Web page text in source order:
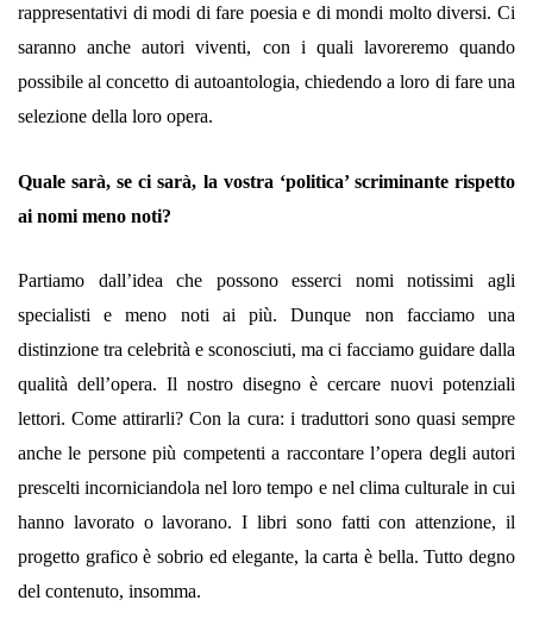
rappresentativi di modi di fare poesia e di mondi molto diversi. Ci
saranno anche autori viventi, con i quali lavoreremo quando
possibile al concetto di autoantologia, chiedendo a loro di fare una
selezione della loro opera.
Quale sarà, se ci sarà, la vostra ‘politica’ scriminante rispetto
ai nomi meno noti?
Partiamo dall’idea che possono esserci nomi notissimi agli
specialisti e meno noti ai più. Dunque non facciamo una
distinzione tra celebrità e sconosciuti, ma ci facciamo guidare dalla
qualità dell’opera. Il nostro disegno è cercare nuovi potenziali
lettori. Come attirarli? Con la cura: i traduttori sono quasi sempre
anche le persone più competenti a raccontare l’opera degli autori
prescelti incorniciandola nel loro tempo e nel clima culturale in cui
hanno lavorato o lavorano. I libri sono fatti con attenzione, il
progetto grafico è sobrio ed elegante, la carta è bella. Tutto degno
del contenuto, insomma.